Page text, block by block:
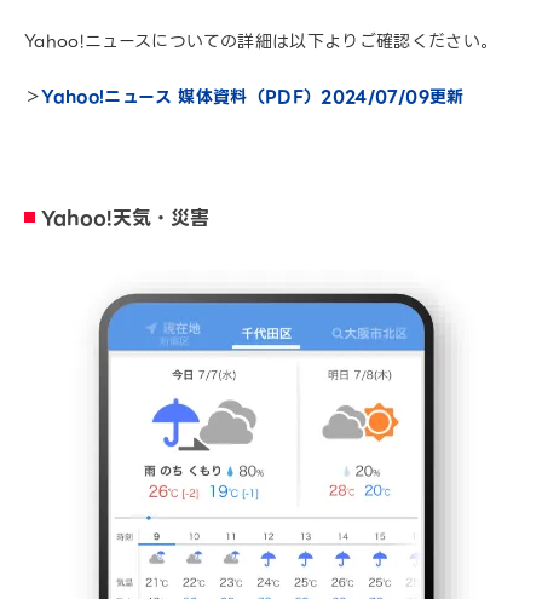
Yahoo!ニュースについての詳細は以下よりご確認ください。
＞Yahoo!ニュース 媒体資料（PDF）2024/07/09更新
Yahoo!天気・災害